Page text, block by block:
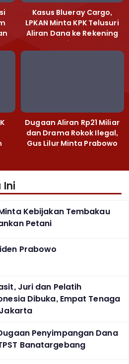
Kasus Blueray Cargo,
LPKAN Minta KPK Telusuri
Aliran Dana ke Rekening
Heri Black
Dugaan Aliran Rp21 Miliar
dan Drama Rokok Ilegal,
Gus Lilur Minta Prabowo
Bertindak Tegas
Ini
Kebijakan Tembakau
Petani
Prabowo
Juri dan Pelatih
Dibuka, Empat Tenaga
Jakarta
Penyimpangan Dana
Banatargebang